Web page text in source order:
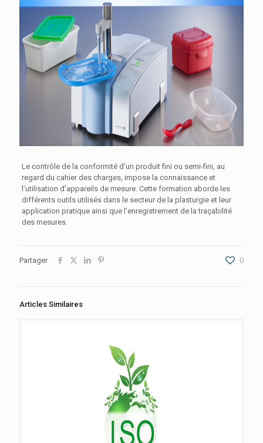
Le contrôle de la conformité d’un produit fini ou semi-fini, au
regard du cahier des charges, impose la connaissance et
l’utilisation d’appareils de mesure. Cette formation aborde les
différents outils utilisés dans le secteur de la plasturgie et leur
application pratique ainsi que l’enregistrement de la traçabilité
des mesures.
Partager 0
Articles Similaires